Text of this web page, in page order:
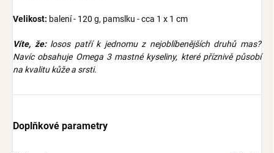
Velikost: balení - 120 g, pamslku - cca 1 x 1 cm
Víte, že:losos patří k jednomu z nejoblíbenějších druhů mas?
Navíc obsahuje Omega 3 mastné kyseliny, které příznivě působí
na kvalitu kůže a srsti.
Doplňkové parametry